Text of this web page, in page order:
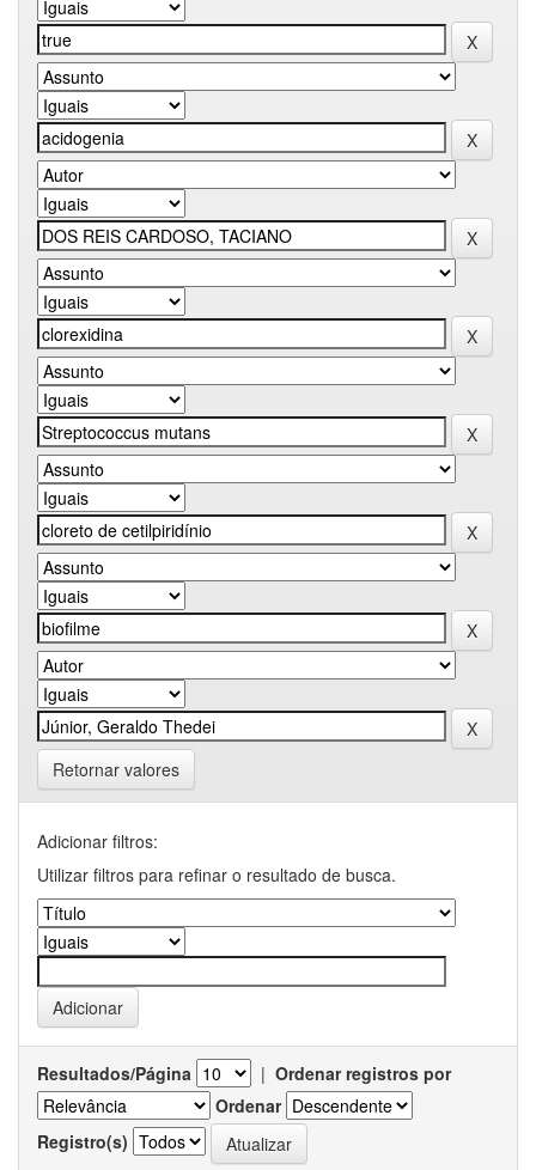
Retornar valores
Adicionar filtros:
Utilizar filtros para refinar o resultado de busca.
Resultados/Página | Ordenar registros por
Ordenar
Registro(s)